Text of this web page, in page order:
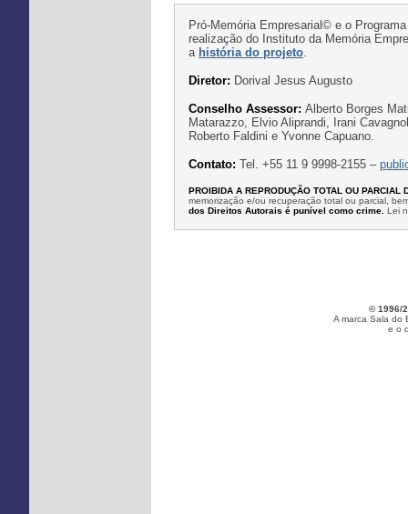
Pró-Memória Empresarial© e o
realização do Instituto da Memória
a história do projeto.
Diretor: Dorival Jesus Augusto
Conselho Assessor: Alberto Borges
Matarazzo, Elvio Aliprandi, Irani
Roberto Faldini e Yvonne Capuano.
Contato: Tel. +55 11 9 9998-2155 –
PROIBIDA A REPRODUÇÃO TOTAL OU PARCIAL
memorização e/ou recuperação total ou parcial,
dos Direitos Autorais é punível como crime. Lei
© 1996/
A marca Sala do
e o